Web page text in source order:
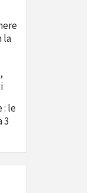
la
: le
3